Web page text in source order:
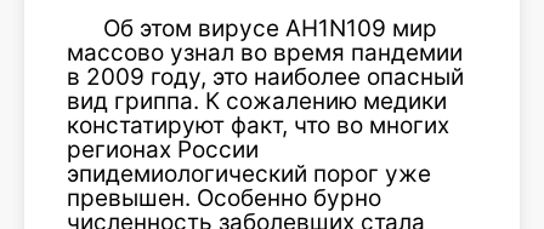
Об этом вирусе АH1N109 мир
массово узнал во время пандемии
в 2009 году, это наиболее опасный
вид гриппа. К сожалению медики
констатируют факт, что во многих
регионах России
эпидемиологический порог уже
превышен. Особенно бурно
численность заболевших стала